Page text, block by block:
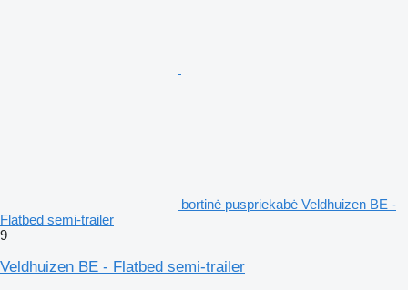
bortinė puspriekabė Veldhuizen BE -
Flatbed semi-trailer
9
Veldhuizen BE - Flatbed semi-trailer